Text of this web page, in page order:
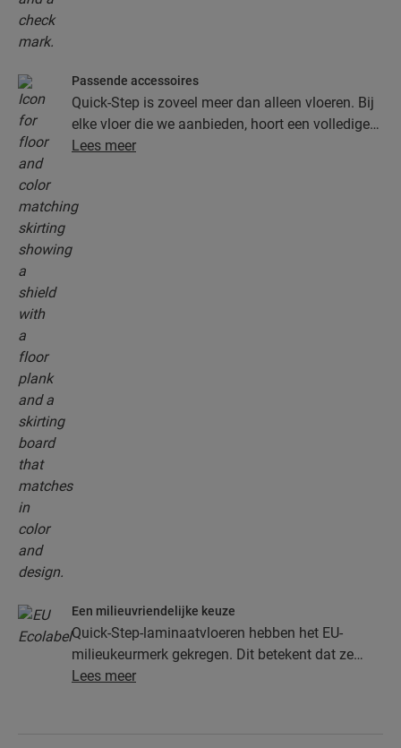
Passende accessoires
Quick-Step is zoveel meer dan alleen vloeren. Bij
elke vloer die we aanbieden, hoort een volledige
collectie accessoires, inclusief ondervloeren,
Lees meer
Een milieuvriendelijke keuze
Quick-Step-laminaatvloeren hebben het EU-
milieukeurmerk gekregen. Dit betekent dat ze
gemaakt zijn van ten minste 80% duurzaam
Lees meer